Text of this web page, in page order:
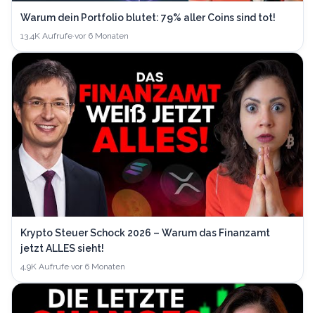
Warum dein Portfolio blutet: 79% aller Coins sind tot!
13,4K Aufrufe·vor 6 Monaten
Krypto Steuer Schock 2026 – Warum das Finanzamt
jetzt ALLES sieht!
4,9K Aufrufe·vor 6 Monaten